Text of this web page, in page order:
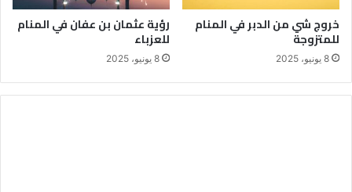
خروج شي من الدبر في المنام
للمتزوجة
8 يونيو، 2025
رؤية عثمان بن عفان في المنام
للعزباء
8 يونيو، 2025